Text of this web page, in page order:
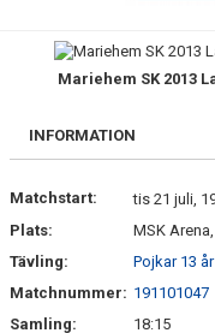
TRUPPEN
BILDGALLERI
KONTAKT
Mariehem SK 2013
INFORMATION
Matchstart:
tis 21 juli,
Plats:
MSK
Tävling:
Pojkar 13
Matchnummer: 191101047
Samling:
18:15